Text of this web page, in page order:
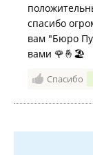
спасибо
вам "Бюро
вами 🌹🤞🏖
Спасибо